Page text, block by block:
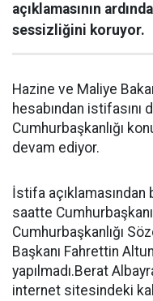
açıklamasının
sessizliğini koruyor.
Hazine ve Maliye
hesabından istifasını
Cumhurbaşkanlığı
devam ediyor.
İstifa açıklamasından
saatte
Cumhurbaşkanlığı
Başkanı Fahrettin
yapılmadı.Berat
internet sitesindeki